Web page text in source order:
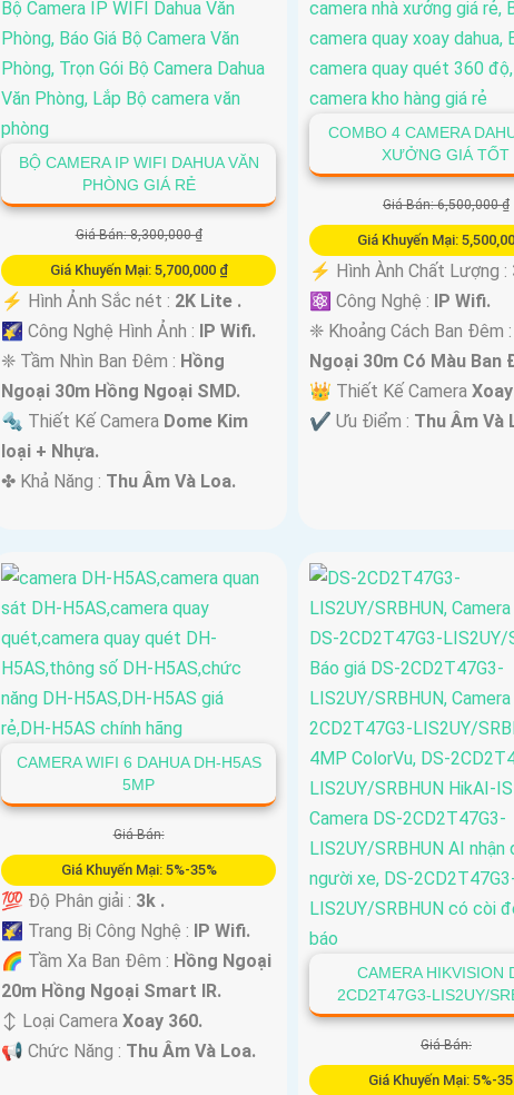
BỘ CAMERA IP WIFI DAHUA VĂN
PHÒNG GIÁ RẺ
Giá Bán: 8,300,000 ₫
Giá Khuyến Mại: 5,700,000 ₫
️⚡ Hình Ảnh Sắc nét : 2K Lite .
🌠 Công Nghệ Hình Ảnh : IP Wifi.
❈ Tầm Nhìn Ban Đêm : Hồng
Ngoại 30m Hồng Ngoại SMD.
🔩 Thiết Kế Camera Dome Kim
loại + Nhựa.
️✤ Khả Năng : Thu Âm Và Loa.
COMBO 4 CAMERA
XƯỞNG GIÁ TỐT
Giá Bán: 6,500,000 ₫
Giá Khuyến Mại:
️⚡ Hình Ành Chất Lượng :
⚛️ Công Nghệ : IP Wifi.
❈ Khoảng Cách Ban Đêm :
Ngoại 30m Có Màu Ban
👑 Thiết Kế Camera
️✔️ Ưu Điểm : Thu Âm Và
CAMERA WIFI 6 DAHUA DH-H5AS
5MP
Giá Bán:
Giá Khuyến Mại: 5%-35%
💯 Độ Phân giải : 3k .
🌠 Trang Bị Công Nghệ : IP Wifi.
🌈 Tầm Xa Ban Đêm : Hồng Ngoại
20m Hồng Ngoại Smart IR.
↕️ Loại CameraXoay 360.
️📢 Chức Năng : Thu Âm Và Loa.
CAMERA HIKVISION
2CD2T47G3-LIS2UY/
Giá Bán:
Giá Khuyến Mại: 5%-